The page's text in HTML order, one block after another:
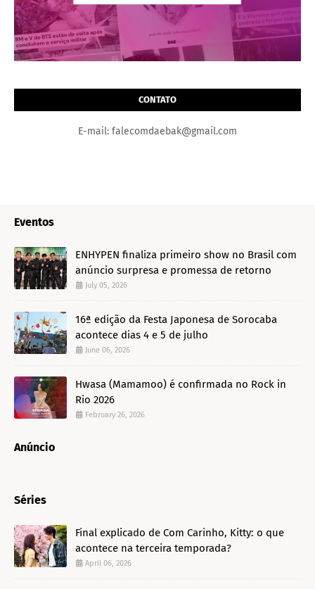
CONTATO
E-mail: falecomdaebak@gmail.com
Eventos
ENHYPEN finaliza primeiro show no Brasil com
anúncio surpresa e promessa de retorno
July 05, 2026
16ª edição da Festa Japonesa de Sorocaba
acontece dias 4 e 5 de julho
June 06, 2026
Hwasa (Mamamoo) é confirmada no Rock in
Rio 2026
February 26, 2026
Anúncio
Séries
Final explicado de Com Carinho, Kitty: o que
acontece na terceira temporada?
April 06, 2026